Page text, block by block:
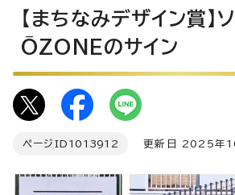
【まちなみデザイン賞】
ŌZONEのサイン
ページID 1013912 更新日 2025年